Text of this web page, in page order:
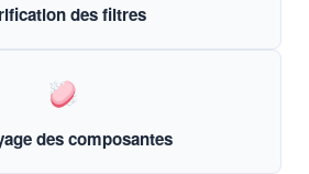
des filtres
des composantes